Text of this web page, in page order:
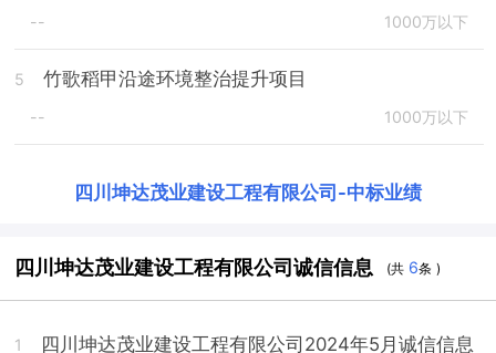
-- 1000万以下
5 竹歌稻甲沿途环境整治提升项目
-- 1000万以下
四川坤达茂业建设工程有限公司 -中标业绩
四川坤达茂业建设工程有限公司诚信信息 (共 6条 )
1 四川坤达茂业建设工程有限公司2024年5月诚信信息